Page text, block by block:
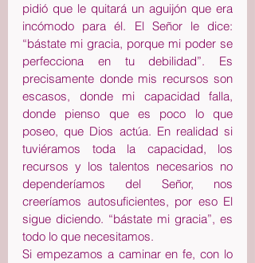
pidió que le quitará un aguijón que era
incómodo para él. El Señor le dice:
“bástate mi gracia, porque mi poder se
perfecciona en tu debilidad”. Es
precisamente donde mis recursos son
escasos, donde mi capacidad falla,
donde pienso que es poco lo que
poseo, que Dios actúa. En realidad si
tuviéramos toda la capacidad, los
recursos y los talentos necesarios no
dependeríamos del Señor, nos
creeríamos autosuficientes, por eso El
sigue diciendo. “bástate mi gracia”, es
todo lo que necesitamos.
Si empezamos a caminar en fe, con lo